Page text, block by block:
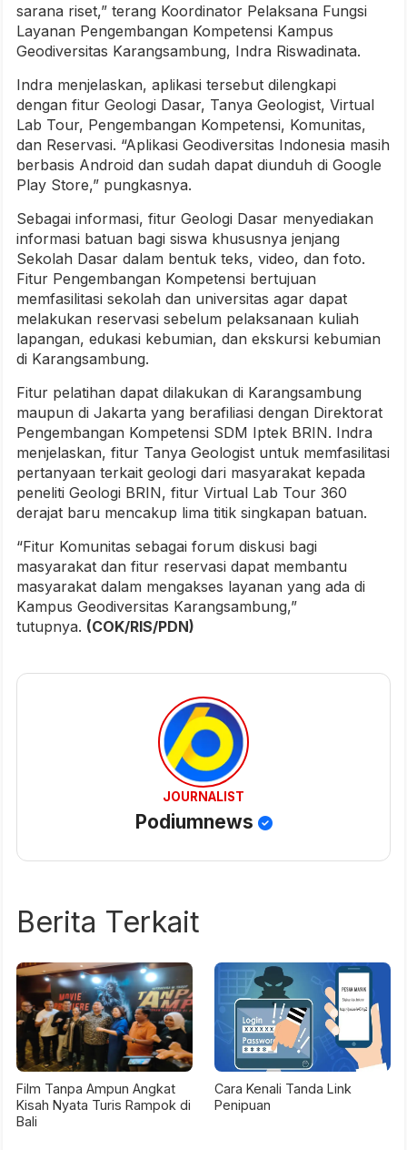
sarana riset,” terang Koordinator Pelaksana Fungsi
Layanan Pengembangan Kompetensi Kampus
Geodiversitas Karangsambung, Indra Riswadinata.
Indra menjelaskan, aplikasi tersebut dilengkapi
dengan fitur Geologi Dasar, Tanya Geologist, Virtual
Lab Tour, Pengembangan Kompetensi, Komunitas,
dan Reservasi. “Aplikasi Geodiversitas Indonesia masih
berbasis Android dan sudah dapat diunduh di Google
Play Store,” pungkasnya.
Sebagai informasi, fitur Geologi Dasar menyediakan
informasi batuan bagi siswa khususnya jenjang
Sekolah Dasar dalam bentuk teks, video, dan foto.
Fitur Pengembangan Kompetensi bertujuan
memfasilitasi sekolah dan universitas agar dapat
melakukan reservasi sebelum pelaksanaan kuliah
lapangan, edukasi kebumian, dan ekskursi kebumian
di Karangsambung.
Fitur pelatihan dapat dilakukan di Karangsambung
maupun di Jakarta yang berafiliasi dengan Direktorat
Pengembangan Kompetensi SDM Iptek BRIN. Indra
menjelaskan, fitur Tanya Geologist untuk memfasilitasi
pertanyaan terkait geologi dari masyarakat kepada
peneliti Geologi BRIN, fitur Virtual Lab Tour 360
derajat baru mencakup lima titik singkapan batuan.
“Fitur Komunitas sebagai forum diskusi bagi
masyarakat dan fitur reservasi dapat membantu
masyarakat dalam mengakses layanan yang ada di
Kampus Geodiversitas Karangsambung,”
tutupnya. (COK/RIS/PDN)
JOURNALIST
Podiumnews
Berita Terkait
Film Tanpa Ampun Angkat
Kisah Nyata Turis Rampok di
Bali
Cara Kenali Tanda Link
Penipuan